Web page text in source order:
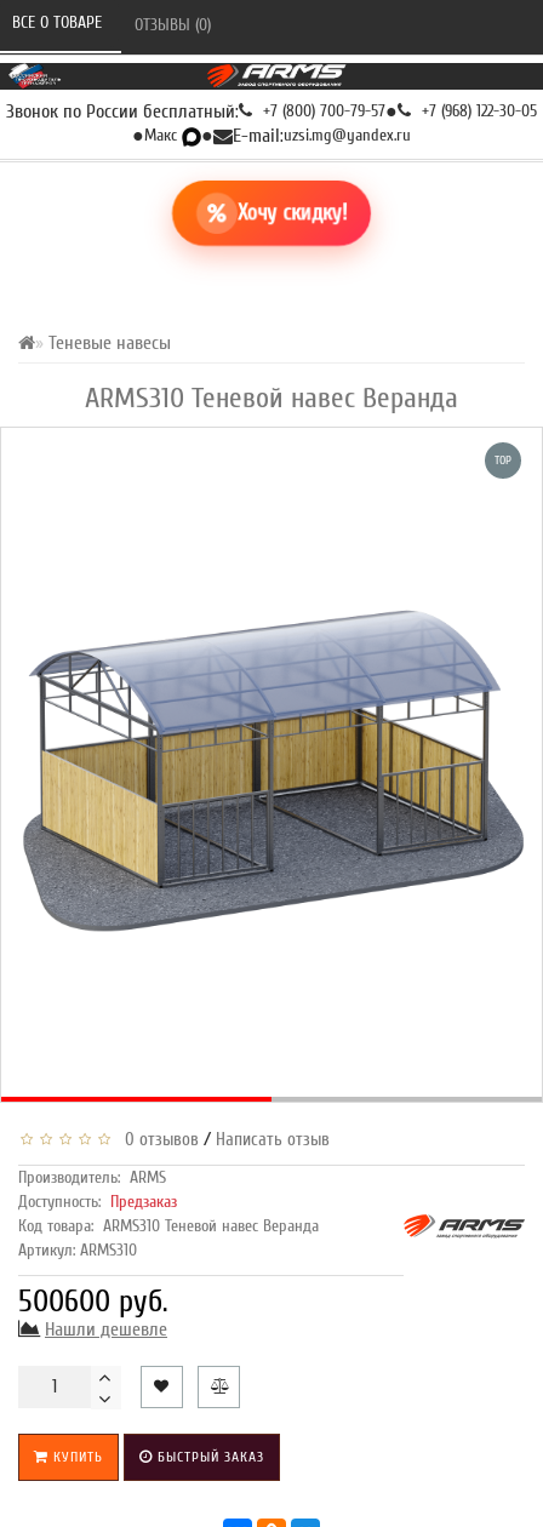
Звонок по России бесплатный: +7 (800) 700-79-57● +7 (968) 122-30-05
●Макс ● E-mail:uzsi.mg@yandex.ru
Хочу скидку!
Теневые навесы
ARMS310 Теневой навес Веранда
ВСЕ О ТОВАРЕ ОТЗЫВЫ (0)
TOP
0 отзывов / Написать отзыв
Производитель: ARMS
Доступность: Предзаказ
Код товара: ARMS310 Теневой навес Веранда
Артикул: ARMS310
500600 руб.
Нашли дешевле
КУПИТЬ БЫСТРЫЙ ЗАКАЗ